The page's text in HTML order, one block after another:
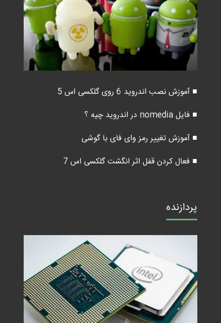
■ آموزش نصب اندروید 6 روی گلکسی اس 5
■ فایل nomedia در اندروید چیه ؟
■ آموزش تغییر رمز وای فای با گوشی
■ فعال کردن قفل اثر انگشت گلکسی اس 7
پردازنده